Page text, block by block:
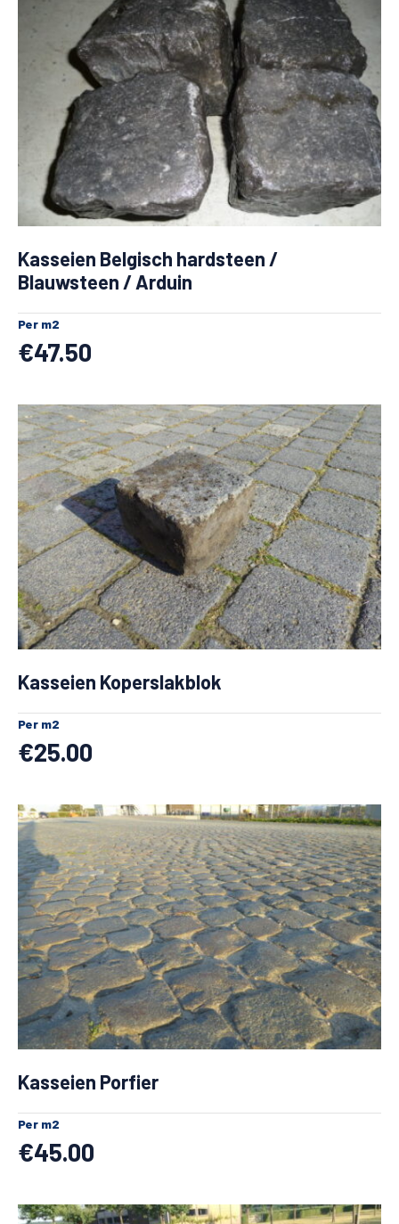
Kasseien Belgisch hardsteen /
Blauwsteen / Arduin
Per m2
€47.50
Kasseien Koperslakblok
Per m2
€25.00
Kasseien Porfier
Per m2
€45.00